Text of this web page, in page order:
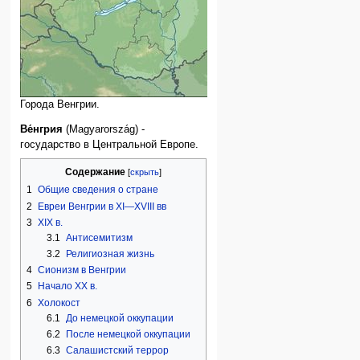
Города Венгрии.
Ве́нгрия (Magyarország) -
государство в Центральной Европе.
Содержание
1 Общие сведения о стране
2
Евреи Венгрии в XI—XVIII вв
3 ХIХ в.
3.1 Антисемитизм
3.2
Религиозная жизнь
4 Сионизм в Венгрии
5
Начало ХХ в.
6 Холокост
6.1
До немецкой оккупации
6.2
После немецкой оккупации
6.3 Салашистский террор